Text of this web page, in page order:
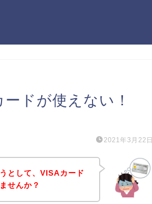
ドが使えない！
2021年3月22日
として、VISAカード
せんか？